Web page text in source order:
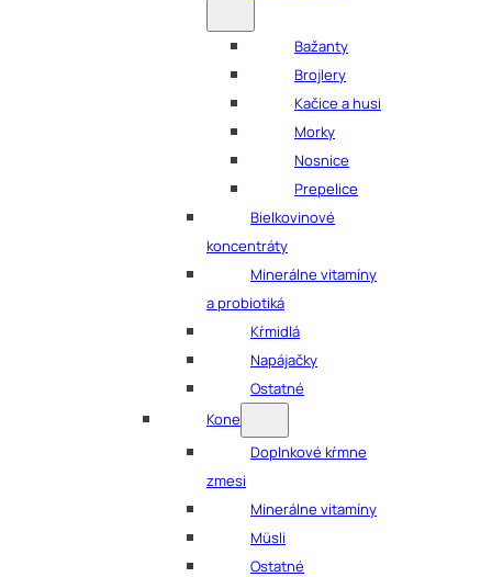
Bažanty
Brojlery
Kačice a husi
Morky
Nosnice
Prepelice
Bielkovinové
koncentráty
Minerálne vitamíny
a probiotiká
Kŕmidlá
Napájačky
Ostatné
Kone
Doplnkové kŕmne
zmesi
Minerálne vitamíny
Müsli
Ostatné